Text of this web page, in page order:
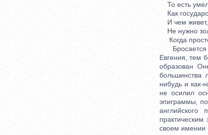
То есть
Как
И чем
Не нужно
Когда
Бросается в
Евгения, тем
образован
большинства
нибудь и как-
не осилил
эпиграммы,
своем имении